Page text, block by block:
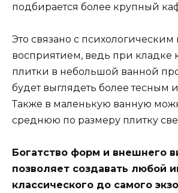
подбирается более крупный
Это связано с
восприятием, ведь при кладке
плитки в небольшой ванной
будет выглядеть более тесным
Также в маленькую ванную
среднюю по размеру плитку
Богатство форм и внешнего
позволяет создавать любой
классического до самого